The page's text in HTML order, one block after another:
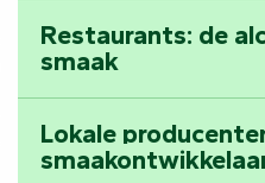
Restaurants: de
smaak
Lokale
beschreven in
voor Toerisme.
toeristenbureau zijn
klant, als het gaat om
zijn voorzien
deelnemers,
afhankelijk van